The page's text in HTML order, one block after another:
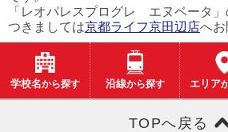
「レオパレスプログレ エヌベータ
つきましては京都ライフ京田辺店へお
学校名から探す 沿線から探す エリア
TOPへ戻る